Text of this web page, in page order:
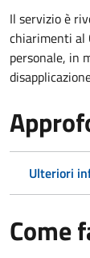
Il servizio è
chiarimenti al
personale, in
Ulteriori
Come